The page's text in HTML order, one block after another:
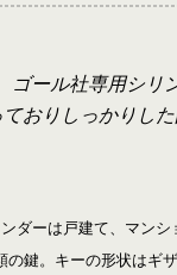
ール社専用シリ
おりしっかりし
ダーは戸建て、マン
の鍵。キーの形状はギ